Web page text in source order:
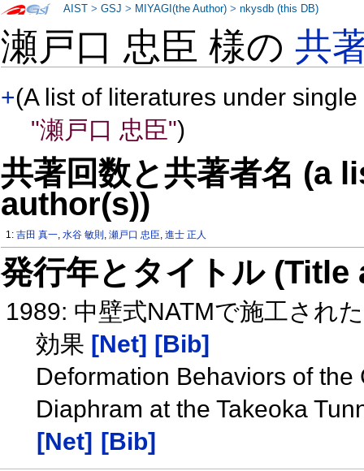
瀬戸口 忠臣 様の共
+(A list of literatures under
"瀬戸口 忠臣")
共著回数と共著者名 (a
author(s))
1:吉田 真一,水谷 敏則 ,瀬戸口 忠臣,進士 正人
発行年とタイトル
1989: 中壁式NATMで施工され
効果 [Net] [Bib]
Deformation Behaviors of
Diaphram at the Takeoka
[Net] [Bib]
AIST >GSJ > MIYAGI(the Author) >nkysdb (this DB)